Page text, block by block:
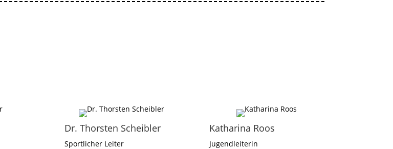
Dr. Thorsten Scheibler
Sportlicher Leiter
Katharina Roos
Jugendleiterin